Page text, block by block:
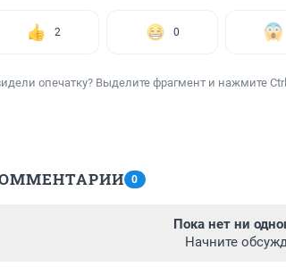
2 0
опечатку? Выделите фрагмент и нажмите
0
Пока нет ни
Начните